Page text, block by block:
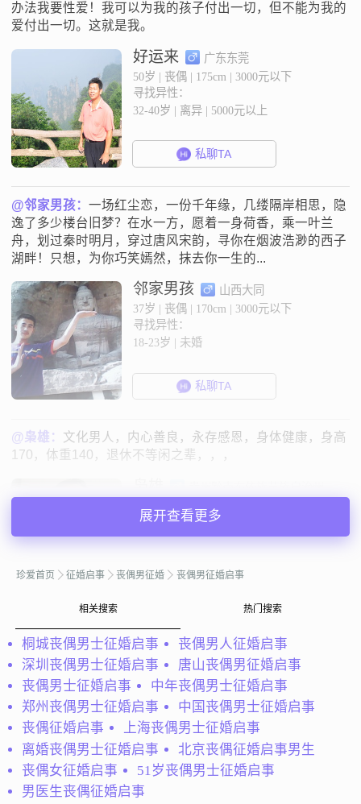
办法我要性爱！我可以为我的孩子付出一切，但不能为我的
爱付出一切。这就是我。
好运来
广东东莞
50岁 | 丧偶 | 175cm | 3000元以下
寻找异性：
32-40岁 | 离异 | 5000元以上
私聊TA
@邻家男孩：一场红尘恋，一份千年缘，几缕隔岸相思，隐
逸了多少楼台旧梦？在水一方，愿着一身荷香，乘一叶兰
舟，划过秦时明月，穿过唐风宋韵，寻你在烟波浩渺的西子
湖畔！只想，为你巧笑嫣然，抹去你一生的...
邻家男孩
山西大同
37岁 | 丧偶 | 170cm | 3000元以下
寻找异性：
18-23岁 | 未婚
私聊TA
@枭雄： 文化男人，内心善良，永存感恩，身体健康，身高
170，体重140，退休不等闲之辈，，，
69岁 | 丧偶 | 170cm | 5001-8000元
寻找异性：
50-60岁
私聊TA
@愛自己：我今年54岁，丧偶的。老婆16年走的。我一女
一儿，都工作但没结婚。大连花园口经济区农村的，想找庄
河的。年龄相仿，身体健康，容貌一般性格温柔的女士为伴
愛自己
辽宁大连
61岁 | 丧偶 | 170cm | 3001-5000元
寻找异性：
49-52岁 | 丧偶
展开查看更多
珍爱首页 征婚启事 丧偶男征婚 丧偶男征婚启事
相关搜索 热门搜索
桐城丧偶男士征婚启事
丧偶男人征婚启事
深圳丧偶男士征婚启事
唐山丧偶男征婚启事
丧偶男士征婚启事
中年丧偶男士征婚启事
郑州丧偶男士征婚启事
中国丧偶男士征婚启事
丧偶征婚启事
上海丧偶男士征婚启事
离婚丧偶男士征婚启事
北京丧偶征婚启事男生
丧偶女征婚启事
51岁丧偶男士征婚启事
男医生丧偶征婚启事